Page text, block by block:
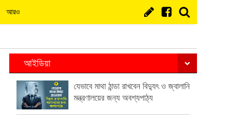
আরও
আইডিয়া
যেভাবে মাথা ঠান্ডা রাখবেন বিদ্যুৎ ও জ্বালানি
মন্ত্রণালয়ের জন্য অবশ্যপাঠ্য